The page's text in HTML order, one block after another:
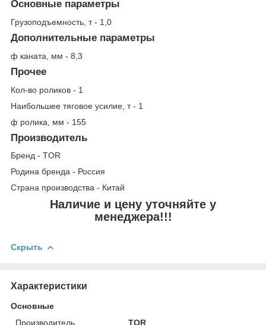
Основные параметры
Грузоподъемность, т - 1,0
Дополнительные параметры
ф каната, мм - 8,3
Прочее
Кол-во роликов - 1
Наибольшее тяговое усилие, т - 1
ф ролика, мм - 155
Производитель
Бренд - TOR
Родина бренда - Россия
Страна производства - Китай
Наличие и цену уточняйте у
менеджера!!!
Скрыть
Характеристики
Основные
Производитель
TOR